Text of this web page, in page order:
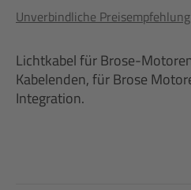
Unverbindliche
Lichtkabel für Brose-
Kabelenden, für Brose
Integration.